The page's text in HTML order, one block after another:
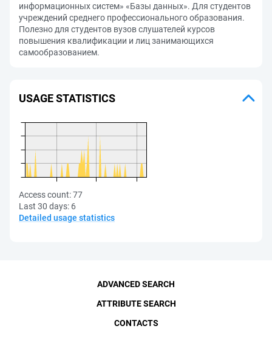
информационных систем» «Базы данных». Для студентов
учреждений среднего профессионального образования.
Полезно для студентов вузов слушателей курсов
повышения квалификации и лиц занимающихся
самообразованием.
USAGE STATISTICS
Access count:77
Last 30 days: 6
Detailed usage statistics
ADVANCED SEARCH
ATTRIBUTE SEARCH
CONTACTS